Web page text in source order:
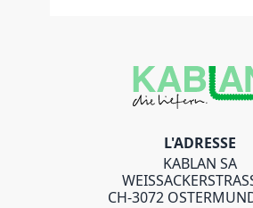
L'ADRESSE
KABLAN SA
CH-3072